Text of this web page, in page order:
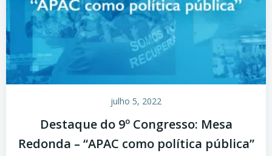
julho 5, 2022
Destaque do 9º Congresso: Mesa
Redonda – “APAC como política pública”